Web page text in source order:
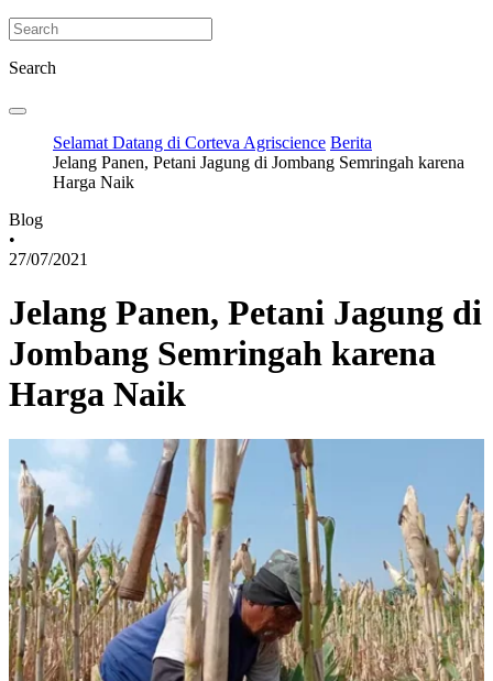
Search
Selamat Datang di Corteva Agriscience Berita
Jelang Panen, Petani Jagung di Jombang Semringah karena
Harga Naik
Blog
•
27/07/2021
Jelang Panen, Petani Jagung di
Jombang Semringah karena
Harga Naik